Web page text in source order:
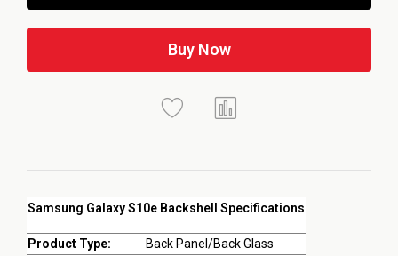
Samsung Galaxy S10e Backshell Specifications
Product Type:
Back Panel/Back Glass
Buy Now